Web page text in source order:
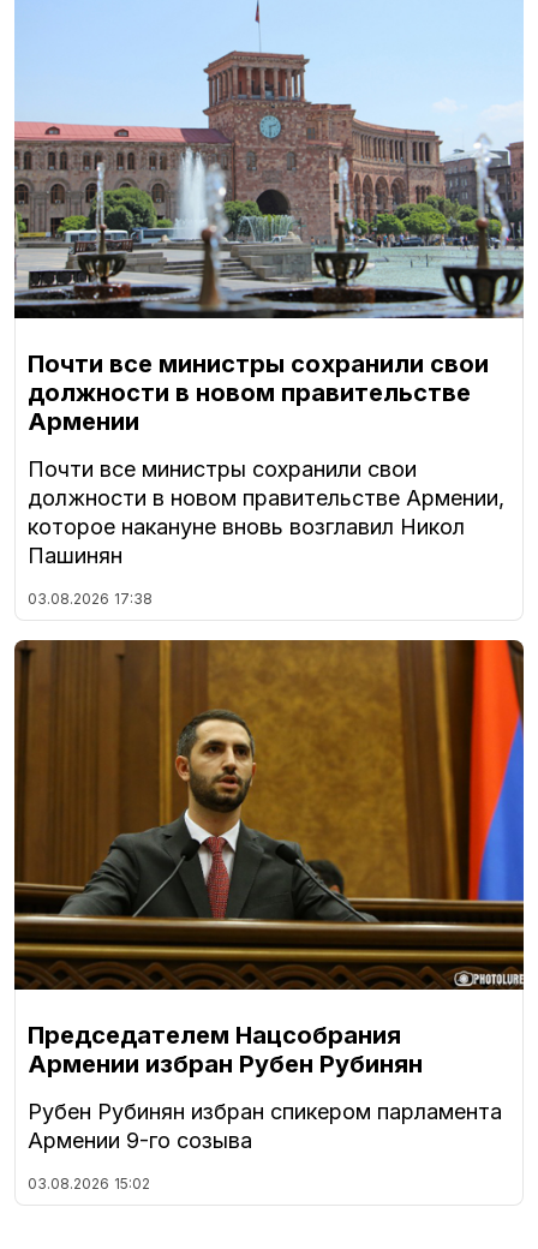
Почти все министры сохранили свои
должности в новом правительстве
Армении
Почти все министры сохранили свои
должности в новом правительстве Армении,
которое накануне вновь возглавил Никол
Пашинян
03.08.2026 17:38
Председателем Нацсобрания
Армении избран Рубен Рубинян
Рубен Рубинян избран спикером парламента
Армении 9-го созыва
03.08.2026 15:02